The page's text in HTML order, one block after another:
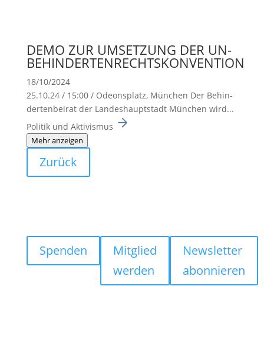
DEMO ZUR UMSETZUNG DER UN-
BEHINDERTENRECHTSKONVENTION
18/10/2024
25.10.24 / 15:00 / Odeons­platz, München Der Behin­
der­ten­beirat der Landes­haupt­stadt München wird...
Politik und Aktivismus
Mehr anzeigen
Zurück
Spenden
Mitglied
werden
Newsletter
abonnieren